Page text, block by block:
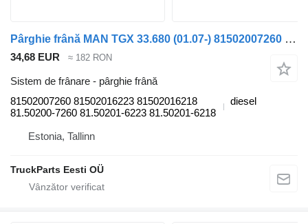
Pârghie frână MAN TGX 33.680 (01.07-) 81502007260 pentru cap tractor MAN TGL, TGM, TGS, TGX (2005-2021)
34,68 EUR ≈ 182 RON
Sistem de frânare - pârghie frână
81502007260 81502016223 81502016218
81.50200-7260 81.50201-6223 81.50201-6218
diesel
Estonia, Tallinn
TruckParts Eesti OÜ